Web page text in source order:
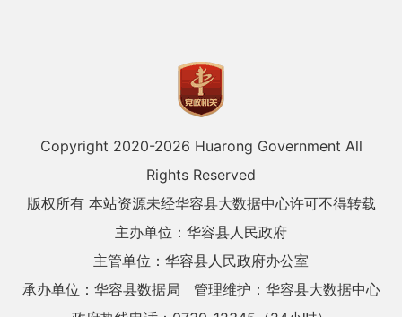
Copyright 2020-2026 Huarong Government All
Rights Reserved
版权所有 本站资源未经华容县大数据中心许可不得转载
主办单位：华容县人民政府
主管单位：华容县人民政府办公室
承办单位：华容县数据局
管理维护：华容县大数据中心